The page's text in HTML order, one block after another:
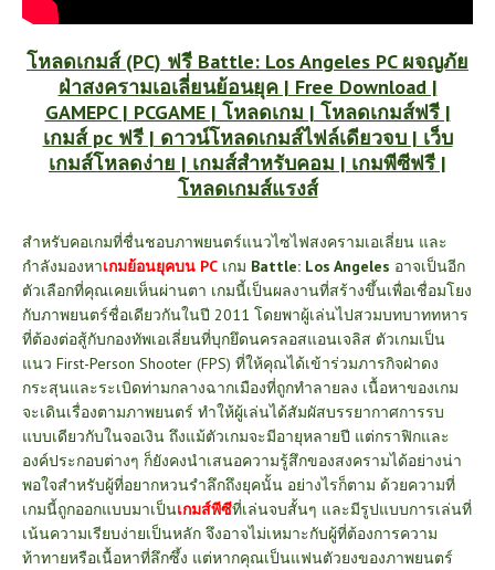
โหลดเกมส์ (PC) ฟรี Battle: Los Angeles PC ผจญภัย
ฝ่าสงครามเอเลี่ยนย้อนยุค | Free Download |
GAMEPC | PCGAME | โหลดเกม | โหลดเกมส์ฟรี |
เกมส์ pc ฟรี | ดาวน์โหลดเกมส์ไฟล์เดียวจบ | เว็บ
เกมส์โหลดง่าย | เกมส์สำหรับคอม | เกมพีซีฟรี |
โหลดเกมส์แรงส์
สำหรับคอเกมที่ชื่นชอบภาพยนตร์แนวไซไฟสงครามเอเลี่ยน และ
กำลังมองหาเกมย้อนยุคบน PC เกม Battle: Los Angeles อาจเป็นอีก
ตัวเลือกที่คุณเคยเห็นผ่านตา เกมนี้เป็นผลงานที่สร้างขึ้นเพื่อเชื่อมโยง
กับภาพยนตร์ชื่อเดียวกันในปี 2011 โดยพาผู้เล่นไปสวมบทบาททหาร
ที่ต้องต่อสู้กับกองทัพเอเลี่ยนที่บุกยึดนครลอสแอนเจลิส ตัวเกมเป็น
แนว First-Person Shooter (FPS) ที่ให้คุณได้เข้าร่วมภารกิจฝ่าดง
กระสุนและระเบิดท่ามกลางฉากเมืองที่ถูกทำลายลง เนื้อหาของเกม
จะเดินเรื่องตามภาพยนตร์ ทำให้ผู้เล่นได้สัมผัสบรรยากาศการรบ
แบบเดียวกับในจอเงิน ถึงแม้ตัวเกมจะมีอายุหลายปี แต่กราฟิกและ
องค์ประกอบต่างๆ ก็ยังคงนำเสนอความรู้สึกของสงครามได้อย่างน่า
พอใจสำหรับผู้ที่อยากหวนรำลึกถึงยุคนั้น อย่างไรก็ตาม ด้วยความที่
เกมนี้ถูกออกแบบมาเป็นเกมส์พีซีที่เล่นจบสั้นๆ และมีรูปแบบการเล่นที่
เน้นความเรียบง่ายเป็นหลัก จึงอาจไม่เหมาะกับผู้ที่ต้องการความ
ท้าทายหรือเนื้อหาที่ลึกซึ้ง แต่หากคุณเป็นแฟนตัวยงของภาพยนตร์